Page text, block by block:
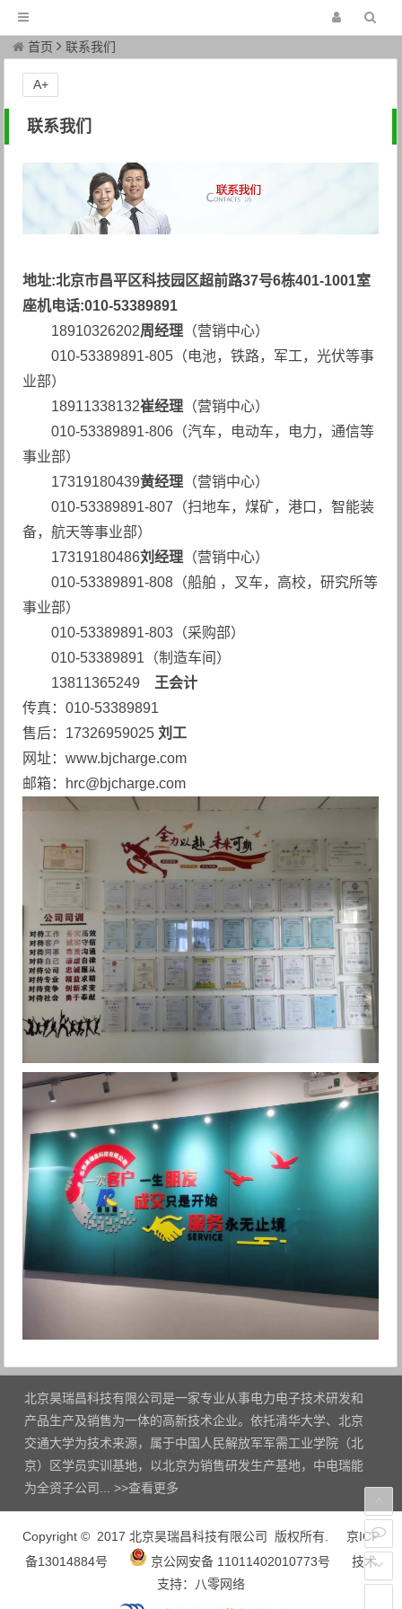
首页 联系我们
联系我们
地址:北京市昌平区科技园区超前路37号6栋401-1001室
座机电话:010-53389891
18910326202周经理 （营销中心）
010-53389891-805（电池，铁路，军工，光伏等事
业部）
18911338132崔经理 （营销中心）
010-53389891-806（汽车，电动车，电力，通信等
事业部）
17319180439黄经理 （营销中心）
010-53389891-807（扫地车，煤矿，港口，智能装
备，航天等事业部）
17319180486刘经理 （营销中心）
010-53389891-808（船舶 ，叉车，高校，研究所等
事业部）
010-53389891-803（采购部）
010-53389891（制造车间）
13811365249 王会计
传真：010-53389891
售后：17326959025刘工
网址：www.bjcharge.com
邮箱：hrc@bjcharge.com
A+
北京昊瑞昌科技有限公司是一家专业从事电力电子技术研发和
产品生产及销售为一体的高新技术企业。依托清华大学、北京
交通大学为技术来源，属于中国人民解放军军需工业学院（北
京）区学员实训基地，以北京为销售研发生产基地，中电瑞能
为全资子公司... >>查看更多
Copyright © 2017 北京昊瑞昌科技有限公司 版权所有. 京ICP
备13014884号
京公网安备 11011402010773号 技术
支持：
八零网络